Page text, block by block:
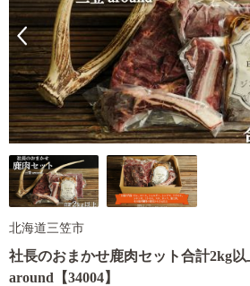
北海道三笠市
社長のおまかせ鹿肉セット合計2kg
around【34004】